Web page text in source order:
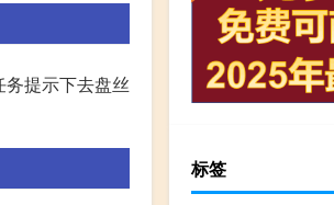
提示下去盘丝
标签